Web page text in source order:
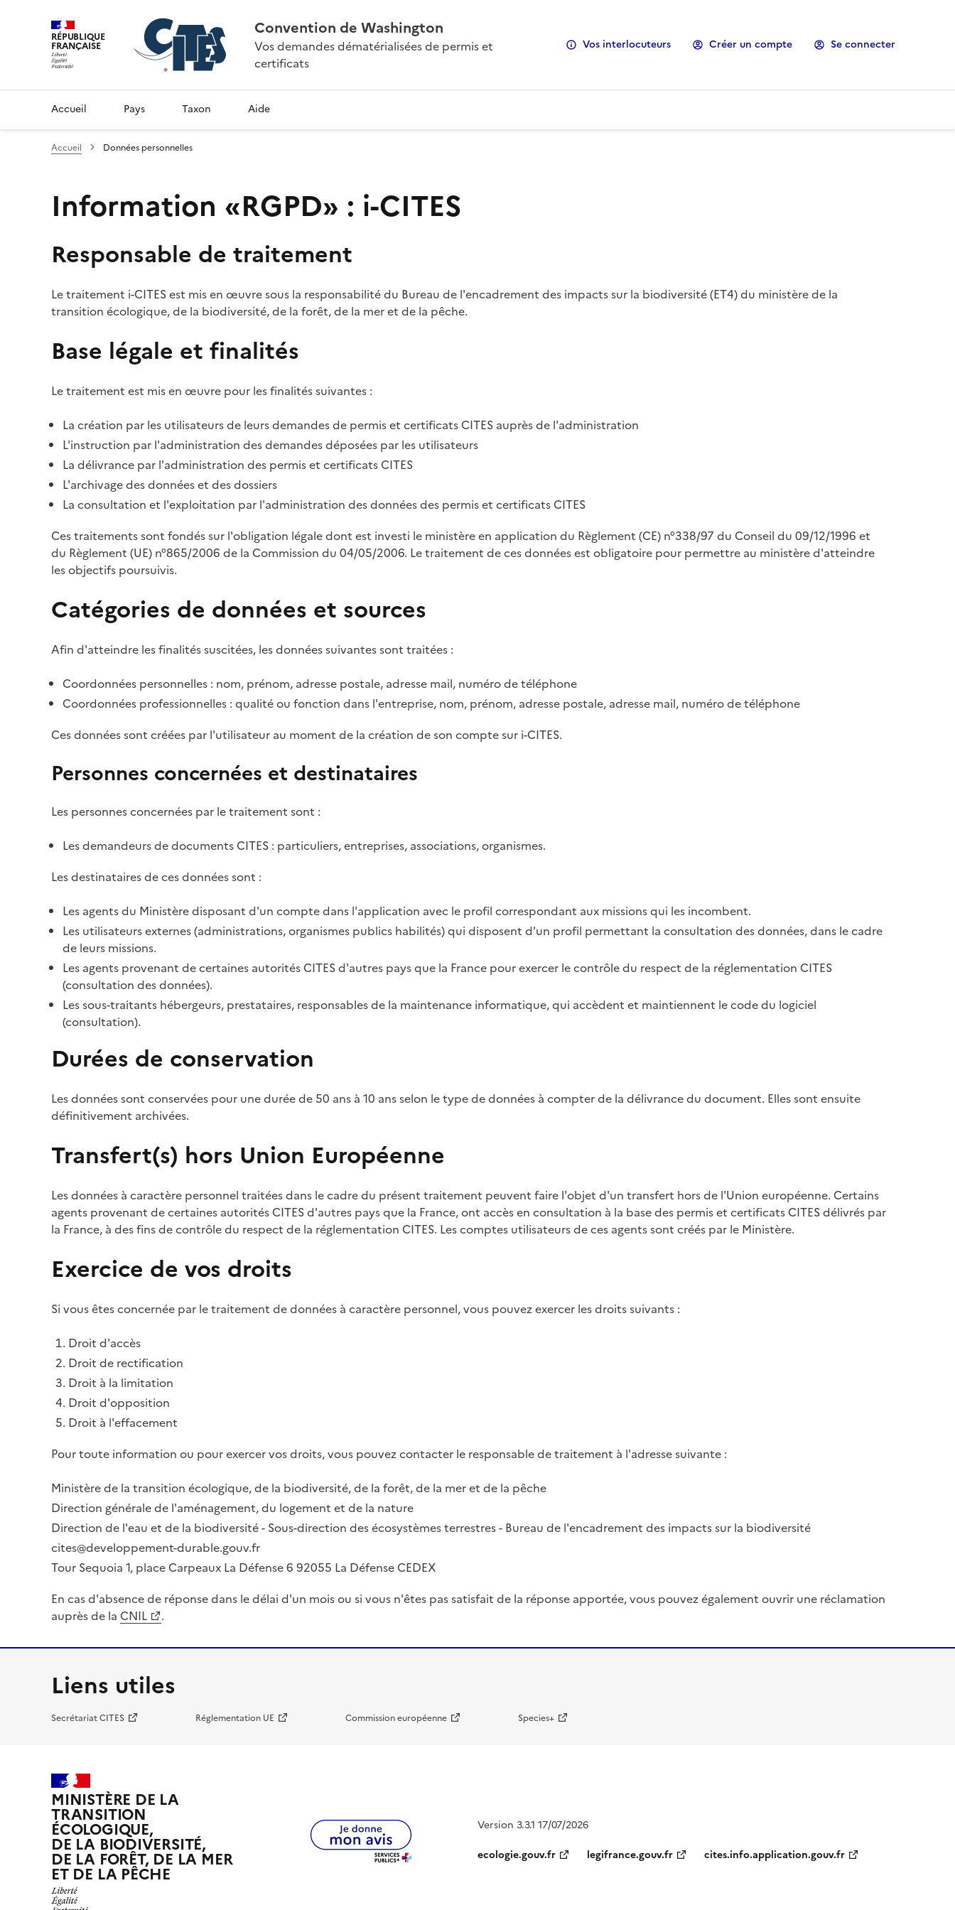
RÉPUBLIQUE
FRANÇAISE
Convention de Washington
Vos demandes dématérialisées de permis et
certificats
Vos interlocuteurs Créer un compte Se connecter
Accueil Pays Taxon Aide
Accueil Données personnelles
Information «RGPD» : i-CITES
Responsable de traitement
Le traitement i-CITES est mis en œuvre sous la responsabilité du Bureau de l'encadrement des impacts sur la biodiversité (ET4) du ministère de la
transition écologique, de la biodiversité, de la forêt, de la mer et de la pêche.
Base légale et finalités
Le traitement est mis en œuvre pour les finalités suivantes :
La création par les utilisateurs de leurs demandes de permis et certificats CITES auprès de l'administration
L'instruction par l'administration des demandes déposées par les utilisateurs
La délivrance par l'administration des permis et certificats CITES
L'archivage des données et des dossiers
La consultation et l'exploitation par l'administration des données des permis et certificats CITES
Ces traitements sont fondés sur l'obligation légale dont est investi le ministère en application du Règlement (CE) n°338/97 du Conseil du 09/12/1996 et
du Règlement (UE) n°865/2006 de la Commission du 04/05/2006. Le traitement de ces données est obligatoire pour permettre au ministère d'atteindre
les objectifs poursuivis.
Catégories de données et sources
Afin d'atteindre les finalités suscitées, les données suivantes sont traitées :
Coordonnées personnelles : nom, prénom, adresse postale, adresse mail, numéro de téléphone
Coordonnées professionnelles : qualité ou fonction dans l'entreprise, nom, prénom, adresse postale, adresse mail, numéro de téléphone
Ces données sont créées par l'utilisateur au moment de la création de son compte sur i-CITES.
Personnes concernées et destinataires
Les personnes concernées par le traitement sont :
Les demandeurs de documents CITES : particuliers, entreprises, associations, organismes.
Les destinataires de ces données sont :
Les agents du Ministère disposant d'un compte dans l'application avec le profil correspondant aux missions qui les incombent.
Les utilisateurs externes (administrations, organismes publics habilités) qui disposent d'un profil permettant la consultation des données, dans le cadre
de leurs missions.
Les agents provenant de certaines autorités CITES d'autres pays que la France pour exercer le contrôle du respect de la réglementation CITES
(consultation des données).
Les sous-traitants hébergeurs, prestataires, responsables de la maintenance informatique, qui accèdent et maintiennent le code du logiciel
(consultation).
Durées de conservation
Les données sont conservées pour une durée de 50 ans à 10 ans selon le type de données à compter de la délivrance du document. Elles sont ensuite
définitivement archivées.
Transfert(s) hors Union Européenne
Les données à caractère personnel traitées dans le cadre du présent traitement peuvent faire l'objet d'un transfert hors de l'Union européenne. Certains
agents provenant de certaines autorités CITES d'autres pays que la France, ont accès en consultation à la base des permis et certificats CITES délivrés par
la France, à des fins de contrôle du respect de la réglementation CITES. Les comptes utilisateurs de ces agents sont créés par le Ministère.
Exercice de vos droits
Si vous êtes concernée par le traitement de données à caractère personnel, vous pouvez exercer les droits suivants :
Droit d'accès
Droit de rectification
Droit à la limitation
Droit d'opposition
Droit à l'effacement
Pour toute information ou pour exercer vos droits, vous pouvez contacter le responsable de traitement à l'adresse suivante :
Ministère de la transition écologique, de la biodiversité, de la forêt, de la mer et de la pêche
Direction générale de l'aménagement, du logement et de la nature
Direction de l'eau et de la biodiversité - Sous-direction des écosystèmes terrestres - Bureau de l'encadrement des impacts sur la biodiversité
cites@developpement-durable.gouv.fr
Tour Sequoia 1, place Carpeaux La Défense 6 92055 La Défense CEDEX
En cas d'absence de réponse dans le délai d'un mois ou si vous n'êtes pas satisfait de la réponse apportée, vous pouvez également ouvrir une réclamation
auprès de la CNIL .
Liens utiles
Secrétariat CITES Réglementation UE Commission européenne Species+
MINISTÈRE DE LA
TRANSITION
ÉCOLOGIQUE,
DE LA BIODIVERSITÉ,
DE LA FORÊT, DE LA MER
ET DE LA PÊCHE
Version 3.3.1 17/07/2026
ecologie.gouv.fr
legifrance.gouv.fr cites.info.application.gouv.fr